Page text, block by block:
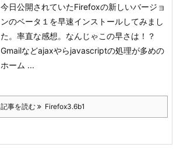
今日公開されていたFirefoxの新しいバージョ
ンのベータ１を早速インストールしてみまし
た。 率直な感想。 なんじゃこの早さは！？
Gmailなどajaxやらjavascriptの処理が多めの
ホーム ...
記事を読む Firefox3.6b1